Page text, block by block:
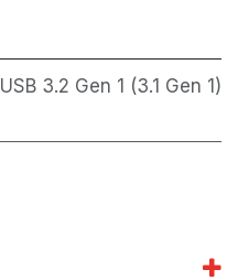
USB 3.2 Gen 1 (3.1 Gen 1)